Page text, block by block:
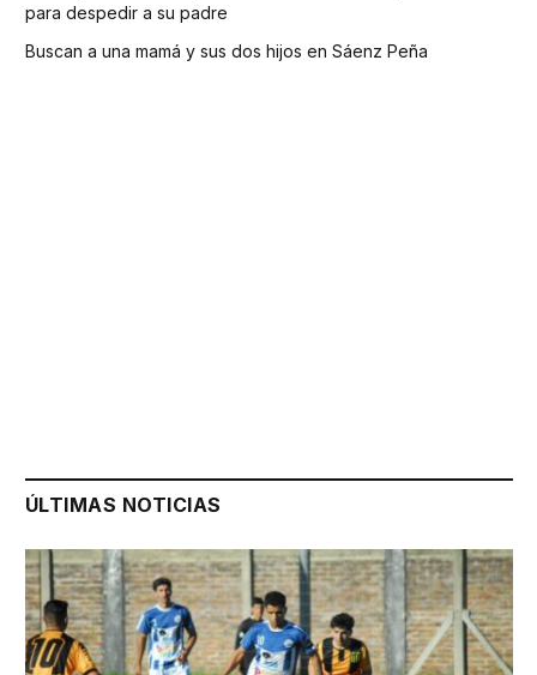
para despedir a su padre
Buscan a una mamá y sus dos hijos en Sáenz Peña
ÚLTIMAS NOTICIAS